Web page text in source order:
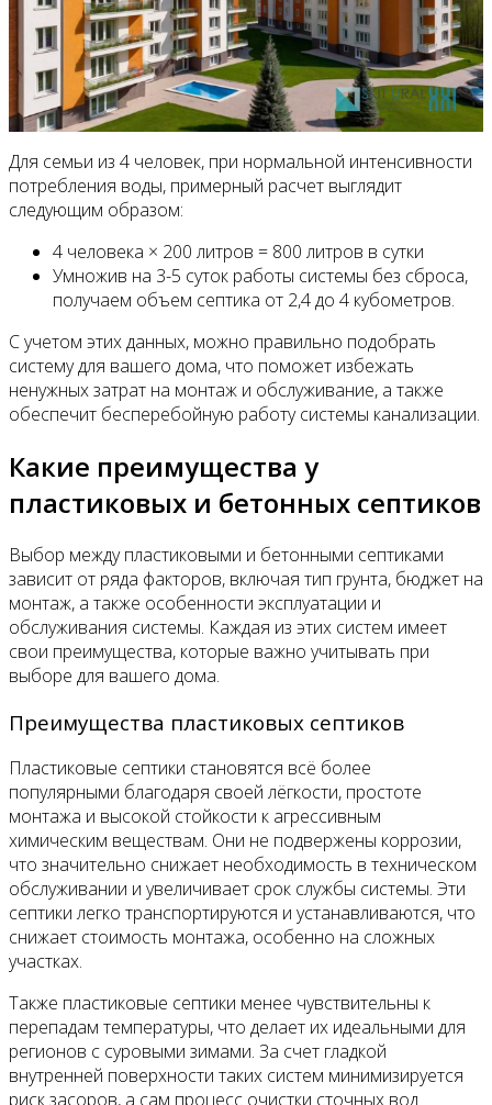
Для семьи из 4 человек, при нормальной интенсивности
потребления воды, примерный расчет выглядит
следующим образом:
4 человека × 200 литров = 800 литров в сутки
Умножив на 3-5 суток работы системы без сброса,
получаем объем септика от 2,4 до 4 кубометров.
С учетом этих данных, можно правильно подобрать
систему для вашего дома, что поможет избежать
ненужных затрат на монтаж и обслуживание, а также
обеспечит бесперебойную работу системы канализации.
Какие преимущества у
пластиковых и бетонных септиков
Выбор между пластиковыми и бетонными септиками
зависит от ряда факторов, включая тип грунта, бюджет на
монтаж, а также особенности эксплуатации и
обслуживания системы. Каждая из этих систем имеет
свои преимущества, которые важно учитывать при
выборе для вашего дома.
Преимущества пластиковых септиков
Пластиковые септики становятся всё более
популярными благодаря своей лёгкости, простоте
монтажа и высокой стойкости к агрессивным
химическим веществам. Они не подвержены коррозии,
что значительно снижает необходимость в техническом
обслуживании и увеличивает срок службы системы. Эти
септики легко транспортируются и устанавливаются, что
снижает стоимость монтажа, особенно на сложных
участках.
Также пластиковые септики менее чувствительны к
перепадам температуры, что делает их идеальными для
регионов с суровыми зимами. За счет гладкой
внутренней поверхности таких систем минимизируется
риск засоров, а сам процесс очистки сточных вод